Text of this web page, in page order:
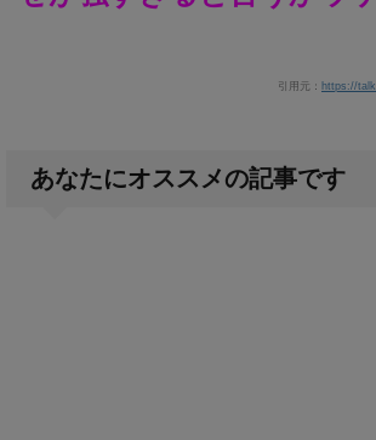
引用元： https://
あなたにオススメの記事です